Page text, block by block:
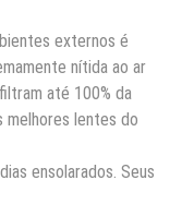
externos é
nítida ao ar
até 100% da
melhores lentes do
ensolarados. Seus